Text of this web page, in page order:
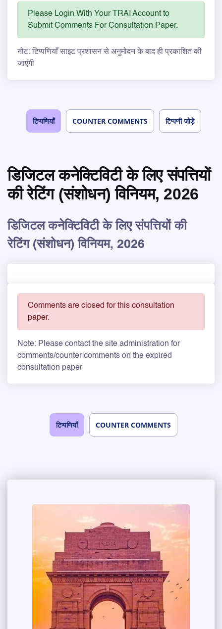
Please Login With Your TRAI Account to
Submit Comments For Consultation Paper.
नोट: टिप्पणियाँ साइट प्रशासन से अनुमोदन के बाद ही प्रकाशित की
जाएंगी
टिप्पणियाँ COUNTER COMMENTS टिप्पणी जोड़ें
डिजिटल कनेक्टिविटी के लिए संपत्तियों
की रेटिंग (संशोधन) विनियम, 2026
डिजिटल कनेक्टिविटी के लिए संपत्तियों की
रेटिंग (संशोधन) विनियम, 2026
Comments are closed for this consultation
paper.
Note: Please contact the site administration for
comments/counter comments on the expired
consultation paper
टिप्पणियाँ COUNTER COMMENTS